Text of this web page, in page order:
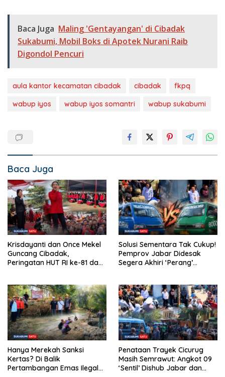
Baca Juga Maling 'Gentayangan' di Cibadak
Sukabumi, Mobil Boks di Apotek Nurani Raib
Digondol Pencuri
aula kantor kecamatan cibadak cibadak
fkpq
wabup iyos
wabup iyos somantri wabup sukabumi
Baca Juga
Krisdayanti dan Once Mekel
Guncang Cibadak,
Peringatan HUT RI ke-81 dan
Solusi Sementara Tak Cukup!
Pemprov Jabar Didesak
Segera Akhiri ‘Perang’
Hanya Merekah Sanksi
Kertas? Di Balik
Pertambangan Emas Ilegal
Penataan Trayek Cicurug
Masih Semrawut: Angkot 09
‘Sentil’ Dishub Jabar dan